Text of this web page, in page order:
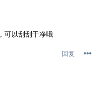
可以刮刮干净哦
回复